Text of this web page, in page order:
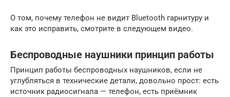
О том, почему телефон не видит Bluetooth гарнитуру и
как это исправить, смотрите в следующем видео.
Беспроводные наушники принцип работы
Принцип работы беспроводных наушников, если не
углубляться в технические детали, довольно прост: есть
источник радиосигнала — телефон, есть приёмник